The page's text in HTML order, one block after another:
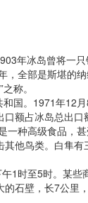
冰岛曾将一只
部是斯堪的
称。
。1971年12月
占冰岛总出口
种高级食品，
鸟类。白隼有
时至5时。某些
壁，长7公里